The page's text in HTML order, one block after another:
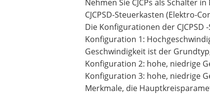
Nehmen Sie CJCPs als Schalter
CJCPSD-Steuerkasten (Elektro-
Die Konfigurationen der
Konfiguration 1:
Geschwindigkeit ist der
Konfiguration 2: hohe, niedrige
Konfiguration 3: hohe, niedrige
Merkmale, die